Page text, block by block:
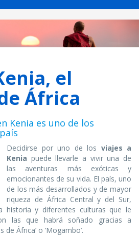
el
África
Kenia es uno de los
Decidirse por uno de los viajes a
Kenia puede llevarle a vivir una de
las aventuras más exóticas y
emocionantes de su vida. El país, uno
de los más desarrollados y de mayor
riqueza de África Central y del Sur,
historia y diferentes culturas que le
las que habrá soñado gracias a
África’ o ‘Mogambo’.